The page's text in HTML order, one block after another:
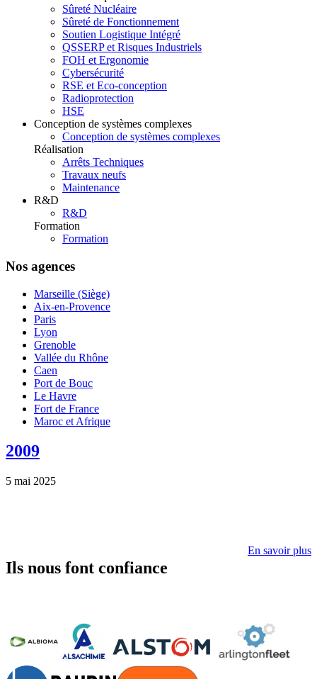
Sûreté Nucléaire
Sûreté de Fonctionnement
Soutien Logistique Intégré
QSSERP et Risques Industriels
FOH et Ergonomie
Cybersécurité
RSE et Eco-conception
Radioprotection
HSE
Conception de systèmes complexes
Conception de systèmes complexes
Réalisation
Arrêts Techniques
Travaux neufs
Maintenance
R&D
R&D
Formation
Formation
Nos agences
Marseille (Siège)
Aix-en-Provence
Paris
Lyon
Grenoble
Vallée du Rhône
Caen
Port de Bouc
Le Havre
Fort de France
Maroc et Afrique
2009
5 mai 2025
Ils nous font confiance
En savoir plus